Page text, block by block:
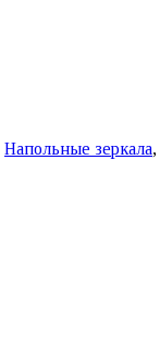
Напольные зеркала,